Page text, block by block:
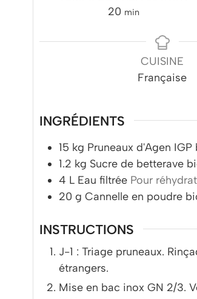
20minutes
min
CUISINE
Française
INGRÉDIENTS
15 kg Pruneaux d'Agen IGP
1.2 kg Sucre de betterave
4 L Eau filtrée Pour
20 g Cannelle en poudre
INSTRUCTIONS
J-1 : Triage pruneaux.
étrangers.
Mise en bac inox GN 2/3.